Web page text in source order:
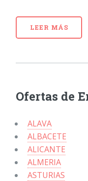
LEER MÁS
Ofertas de
ALAVA
ALBACETE
ALICANTE
ALMERIA
ASTURIAS